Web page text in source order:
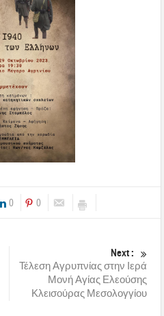
0 0
Next :
Τέλεση Αγρυπνίας στην Ιερά
Μονή Αγίας Ελεούσης
Κλεισούρας Μεσολογγίου